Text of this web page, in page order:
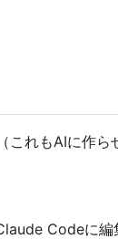
れもAIに作ら
Codeに編